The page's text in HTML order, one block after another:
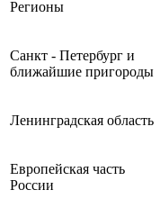
Регионы
Санкт - Петербург и
ближайшие пригороды
Ленинградская область
Европейская часть
России